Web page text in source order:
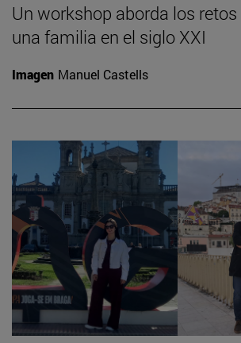
Un workshop aborda los
una familia en el siglo XXI
Imagen Manuel Castells